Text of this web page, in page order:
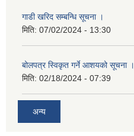
गाडी खरिद सम्बन्धि सूचना ।
मिति: 07/02/2024 - 13:30
बोलपत्र स्विकृत गर्ने आशयको सूचना ।
मिति: 02/18/2024 - 07:39
अन्य